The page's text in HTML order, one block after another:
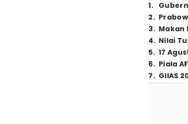
1.
2.
3. Makan
4. Nilai
5. 17
6. Piala
7. GIIAS